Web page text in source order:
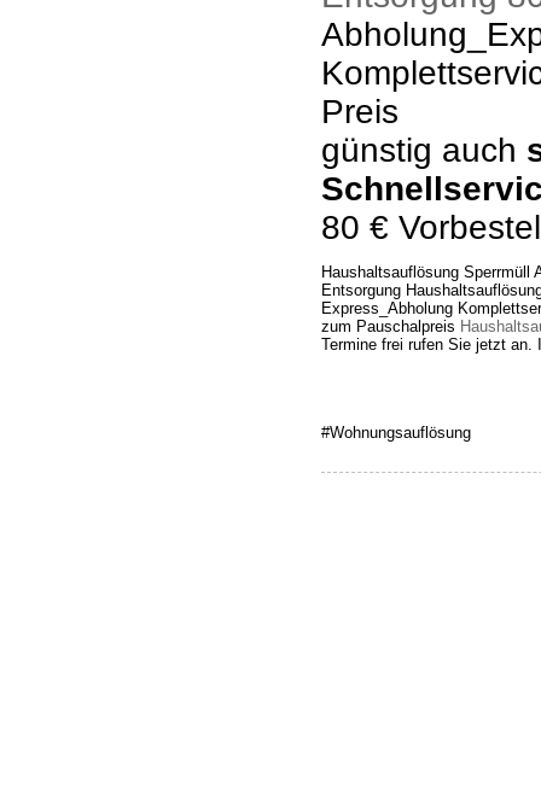
Preis
günstig auch
80 €
Haushaltsauflösung Sperrmüll
Entsorgung
Express_Abholung
zum Pauschalpreis
Termine frei rufen Sie jetzt an.
#Wohnungsauflösung